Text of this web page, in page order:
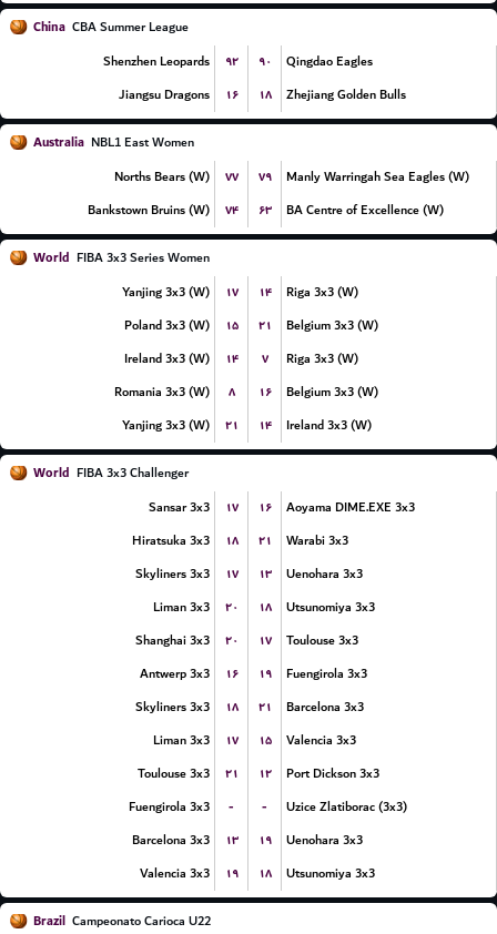
China CBA Summer League
Shenzhen Leopards
۹۲ ۹۰
Qingdao Eagles
Jiangsu Dragons
۱۶ ۱۸ Zhejiang Golden Bulls
Australia NBL1 East Women
Norths Bears (W)
۷۷ ۷۹
Manly Warringah Sea Eagles (W)
Bankstown Bruins (W)
۷۴ ۶۳ BA Centre of Excellence (W)
World FIBA 3x3 Series Women
Yanjing 3x3 (W)
۱۷ ۱۴
Riga 3x3 (W)
Poland 3x3 (W)
۱۵ ۲۱
Belgium 3x3 (W)
Ireland 3x3 (W)
۱۴ ۷
Riga 3x3 (W)
Romania 3x3 (W)
۸ ۱۶
Belgium 3x3 (W)
Yanjing 3x3 (W)
۲۱ ۱۴ Ireland 3x3 (W)
World FIBA 3x3 Challenger
Sansar 3x3
۱۷ ۱۶
Aoyama DIME.EXE 3x3
Hiratsuka 3x3
۱۸ ۲۱
Warabi 3x3
Skyliners 3x3
۱۷ ۱۳
Uenohara 3x3
Liman 3x3
۲۰ ۱۸
Utsunomiya 3x3
Shanghai 3x3
۲۰ ۱۷
Toulouse 3x3
Antwerp 3x3
۱۶ ۱۹
Fuengirola 3x3
Skyliners 3x3
۱۸ ۲۱
Barcelona 3x3
Liman 3x3
۱۷ ۱۵
Valencia 3x3
Toulouse 3x3
۲۱ ۱۲
Port Dickson 3x3
Fuengirola 3x3
- -
Uzice Zlatiborac (3x3)
Barcelona 3x3
۱۳ ۱۹
Uenohara 3x3
Valencia 3x3
۱۹ ۱۸ Utsunomiya 3x3
Brazil Campeonato Carioca U22